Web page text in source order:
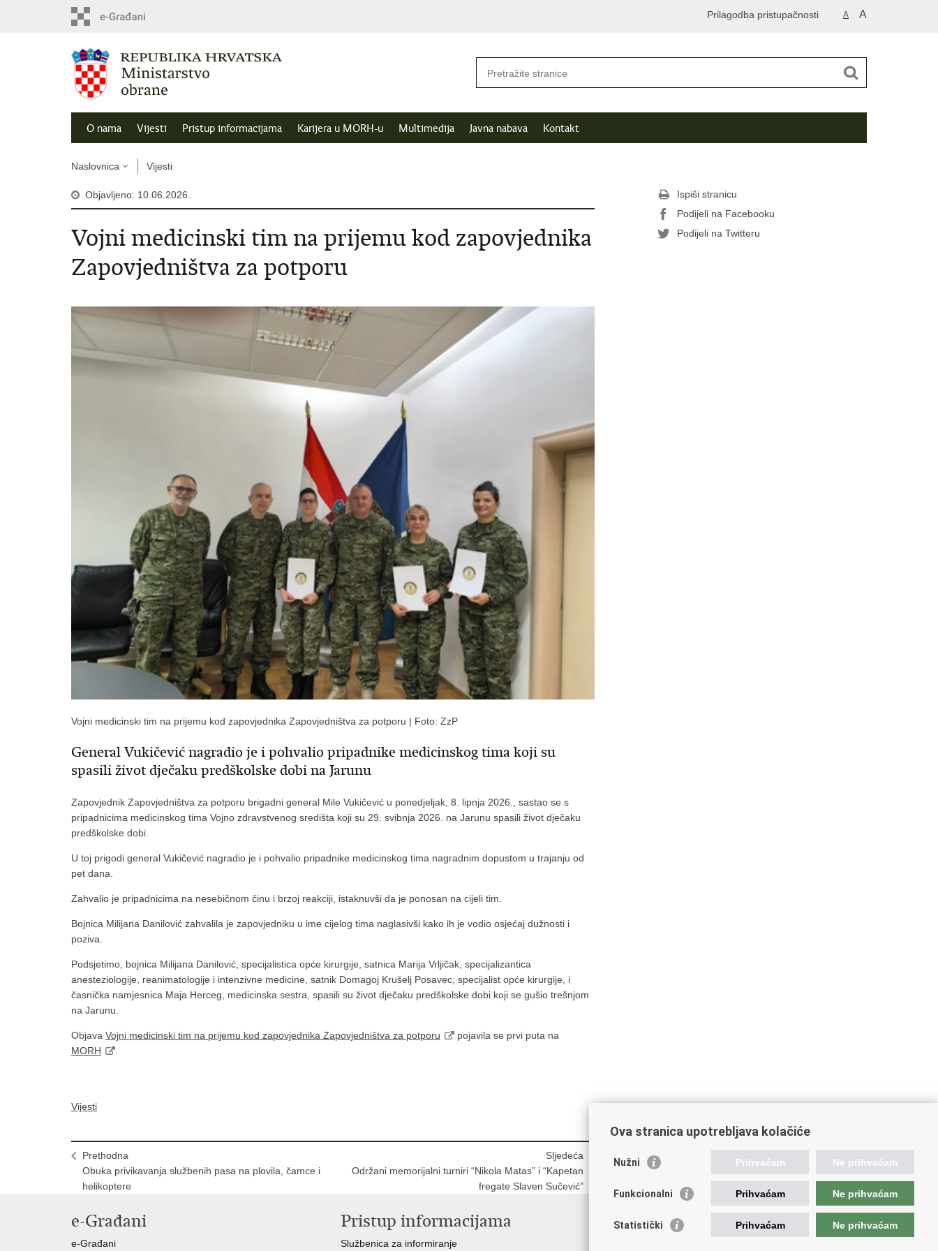
A A
Prilagodba pristupačnosti
O nama Vijesti Pristup informacijama Karijera u MORH-u Multimedija Javna nabava Kontakt
Naslovnica Vijesti
Objavljeno: 10.06.2026.
Vojni medicinski tim na prijemu kod zapovjednika
Zapovjedništva za potporu
Vojni medicinski tim na prijemu kod zapovjednika Zapovjedništva za potporu | Foto: ZzP
General Vukičević nagradio je i pohvalio pripadnike medicinskog tima koji su
spasili život dječaku predškolske dobi na Jarunu
Zapovjednik Zapovjedništva za potporu brigadni general Mile Vukičević u ponedjeljak, 8. lipnja 2026., sastao se s
pripadnicima medicinskog tima Vojno zdravstvenog središta koji su 29. svibnja 2026. na Jarunu spasili život dječaku
predškolske dobi.
U toj prigodi general Vukičević nagradio je i pohvalio pripadnike medicinskog tima nagradnim dopustom u trajanju od
pet dana.
Zahvalio je pripadnicima na nesebičnom činu i brzoj reakciji, istaknuvši da je ponosan na cijeli tim.
Bojnica Milijana Danilović zahvalila je zapovjedniku u ime cijelog tima naglasivši kako ih je vodio osjećaj dužnosti i
poziva.
Podsjetimo, bojnica Milijana Danilović, specijalistica opće kirurgije, satnica Marija Vrljičak, specijalizantica
anesteziologije, reanimatologije i intenzivne medicine, satnik Domagoj Krušelj Posavec, specijalist opće kirurgije, i
časnička namjesnica Maja Herceg, medicinska sestra, spasili su život dječaku predškolske dobi koji se gušio trešnjom
na Jarunu.
Objava Vojni medicinski tim na prijemu kod zapovjednika Zapovjedništva za potporu
pojavila se prvi puta na
MORH
Vijesti
Prethodna
Obuka privikavanja službenih pasa na plovila, čamce i
helikoptere
Sljedeća
Održani memorijalni turniri “Nikola Matas” i “Kapetan
fregate Slaven Sučević”
Ispiši stranicu
Podijeli na Facebooku
Podijeli na Twitteru
e-Građani
e-Građani
Pristup informacijama
Službenica za informiranje
Važne poveznice
Ova stranica upotrebljava kolačiće
Nužni Prihvaćam Ne prihvaćam
Funkcionalni Prihvaćam Ne prihvaćam
Statistički Prihvaćam Ne prihvaćam